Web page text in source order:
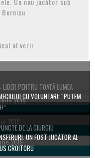
Bernicu
al verii
PENTRU TOATĂ LUMEA
2019CU VOLUNTARI: “PUTEM
2019
DE LA GIURGIU
2019 UN FOST JUCĂTOR AL
CROITORU